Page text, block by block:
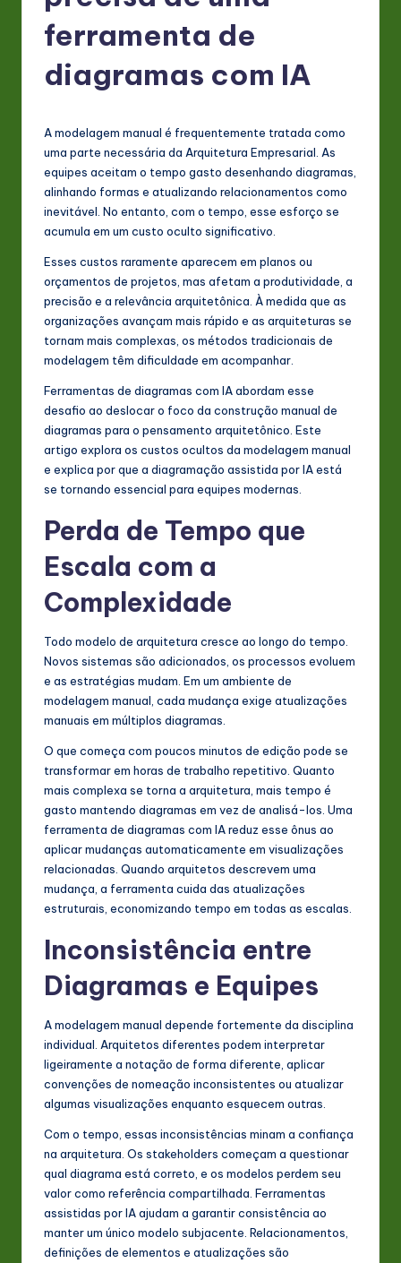
L
in
&
ft
w
In
o
ferramenta de
diagramas com IA
A modelagem manual é frequentemente tratada como
uma parte necessária da Arquitetura Empresarial. As
equipes aceitam o tempo gasto desenhando diagramas,
alinhando formas e atualizando relacionamentos como
inevitável. No entanto, com o tempo, esse esforço se
acumula em um custo oculto significativo.
Esses custos raramente aparecem em planos ou
orçamentos de projetos, mas afetam a produtividade, a
precisão e a relevância arquitetônica. À medida que as
organizações avançam mais rápido e as arquiteturas se
tornam mais complexas, os métodos tradicionais de
modelagem têm dificuldade em acompanhar.
Ferramentas de diagramas com IA abordam esse
desafio ao deslocar o foco da construção manual de
diagramas para o pensamento arquitetônico. Este
artigo explora os custos ocultos da modelagem manual
e explica por que a diagramação assistida por IA está
se tornando essencial para equipes modernas.
Perda de Tempo que
Escala com a
Complexidade
Todo modelo de arquitetura cresce ao longo do tempo.
Novos sistemas são adicionados, os processos evoluem
e as estratégias mudam. Em um ambiente de
modelagem manual, cada mudança exige atualizações
manuais em múltiplos diagramas.
O que começa com poucos minutos de edição pode se
transformar em horas de trabalho repetitivo. Quanto
mais complexa se torna a arquitetura, mais tempo é
gasto mantendo diagramas em vez de analisá-los. Uma
ferramenta de diagramas com IA reduz esse ônus ao
aplicar mudanças automaticamente em visualizações
relacionadas. Quando arquitetos descrevem uma
mudança, a ferramenta cuida das atualizações
estruturais, economizando tempo em todas as escalas.
Inconsistência entre
Diagramas e Equipes
A modelagem manual depende fortemente da disciplina
individual. Arquitetos diferentes podem interpretar
ligeiramente a notação de forma diferente, aplicar
convenções de nomeação inconsistentes ou atualizar
algumas visualizações enquanto esquecem outras.
Com o tempo, essas inconsistências minam a confiança
na arquitetura. Os stakeholders começam a questionar
qual diagrama está correto, e os modelos perdem seu
valor como referência compartilhada. Ferramentas
assistidas por IA ajudam a garantir consistência ao
manter um único modelo subjacente. Relacionamentos,
definições de elementos e atualizações são